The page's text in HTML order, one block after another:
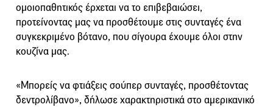
ομοιοπαθητικός έρχεται να το επιβεβαιώσει,
προτείνοντας μας να προσθέτουμε στις συνταγές ένα
συγκεκριμένο βότανο, που σίγουρα έχουμε όλοι στην
κουζίνα μας.
«Μπορείς να φτιάξεις σούπερ συνταγές, προσθέτοντας
δεντρολίβανο», δήλωσε χαρακτηριστικά στο αμερικανικό